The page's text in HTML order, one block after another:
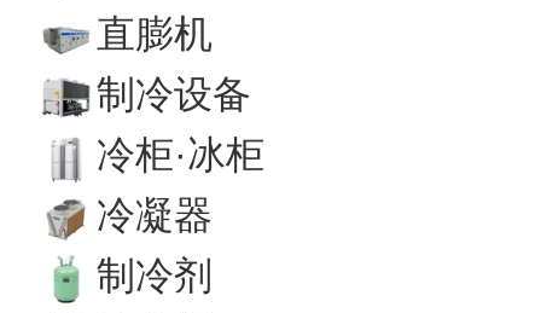
直膨机
制冷设备
冷柜·冰柜
冷凝器
制冷剂